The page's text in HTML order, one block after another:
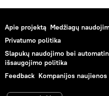
Apie projektą Medžiagų
Privatumo politika
Slapukų naudojimo bei
išsaugojimo politika
Feedback Kompanijos naujienos